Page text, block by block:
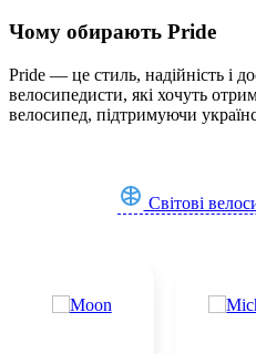
Чому обирають Pride
Pride — це стиль, надійність і
велосипедисти, які хочуть
велосипед, підтримуючи
Світові